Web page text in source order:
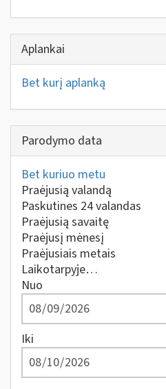
Aplankai
Bet kurį aplanką
Parodymo data
Bet kuriuo metu
Praėjusią valandą
Paskutines 24 valandas
Praėjusią savaitę
Praėjusį mėnesį
Praėjusiais metais
Laikotarpyje…
Nuo
Iki